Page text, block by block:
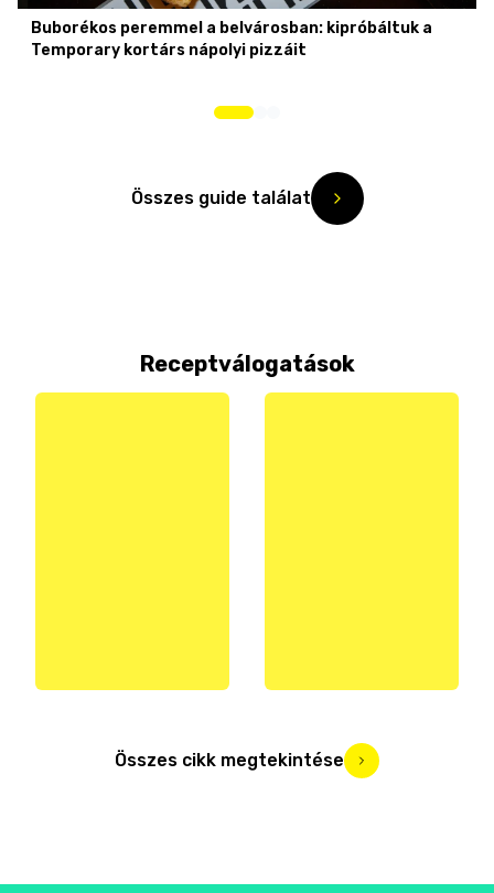
Buborékos peremmel a belvárosban: kipróbáltuk a
Temporary kortárs nápolyi pizzáit
Összes guide találat
Receptválogatások
Összes cikk megtekintése